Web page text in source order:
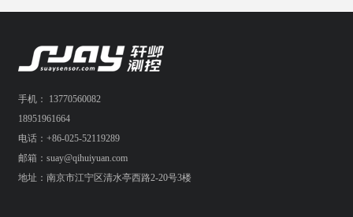
手机： 13770560082
18951961664
电话：+86-025-52119289
邮箱：suay@qihuiyuan.com
地址：南京市江宁区清水亭西路2-20号3楼